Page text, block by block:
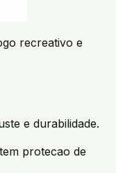
recreativo e
e durabilidade.
protecao de